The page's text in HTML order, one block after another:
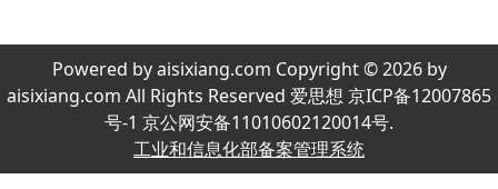
Powered by aisixiang.com Copyright © 2026 by
aisixiang.com All Rights Reserved 爱思想 京ICP备12007865
号-1 京公网安备11010602120014号.
工业和信息化部备案管理系统